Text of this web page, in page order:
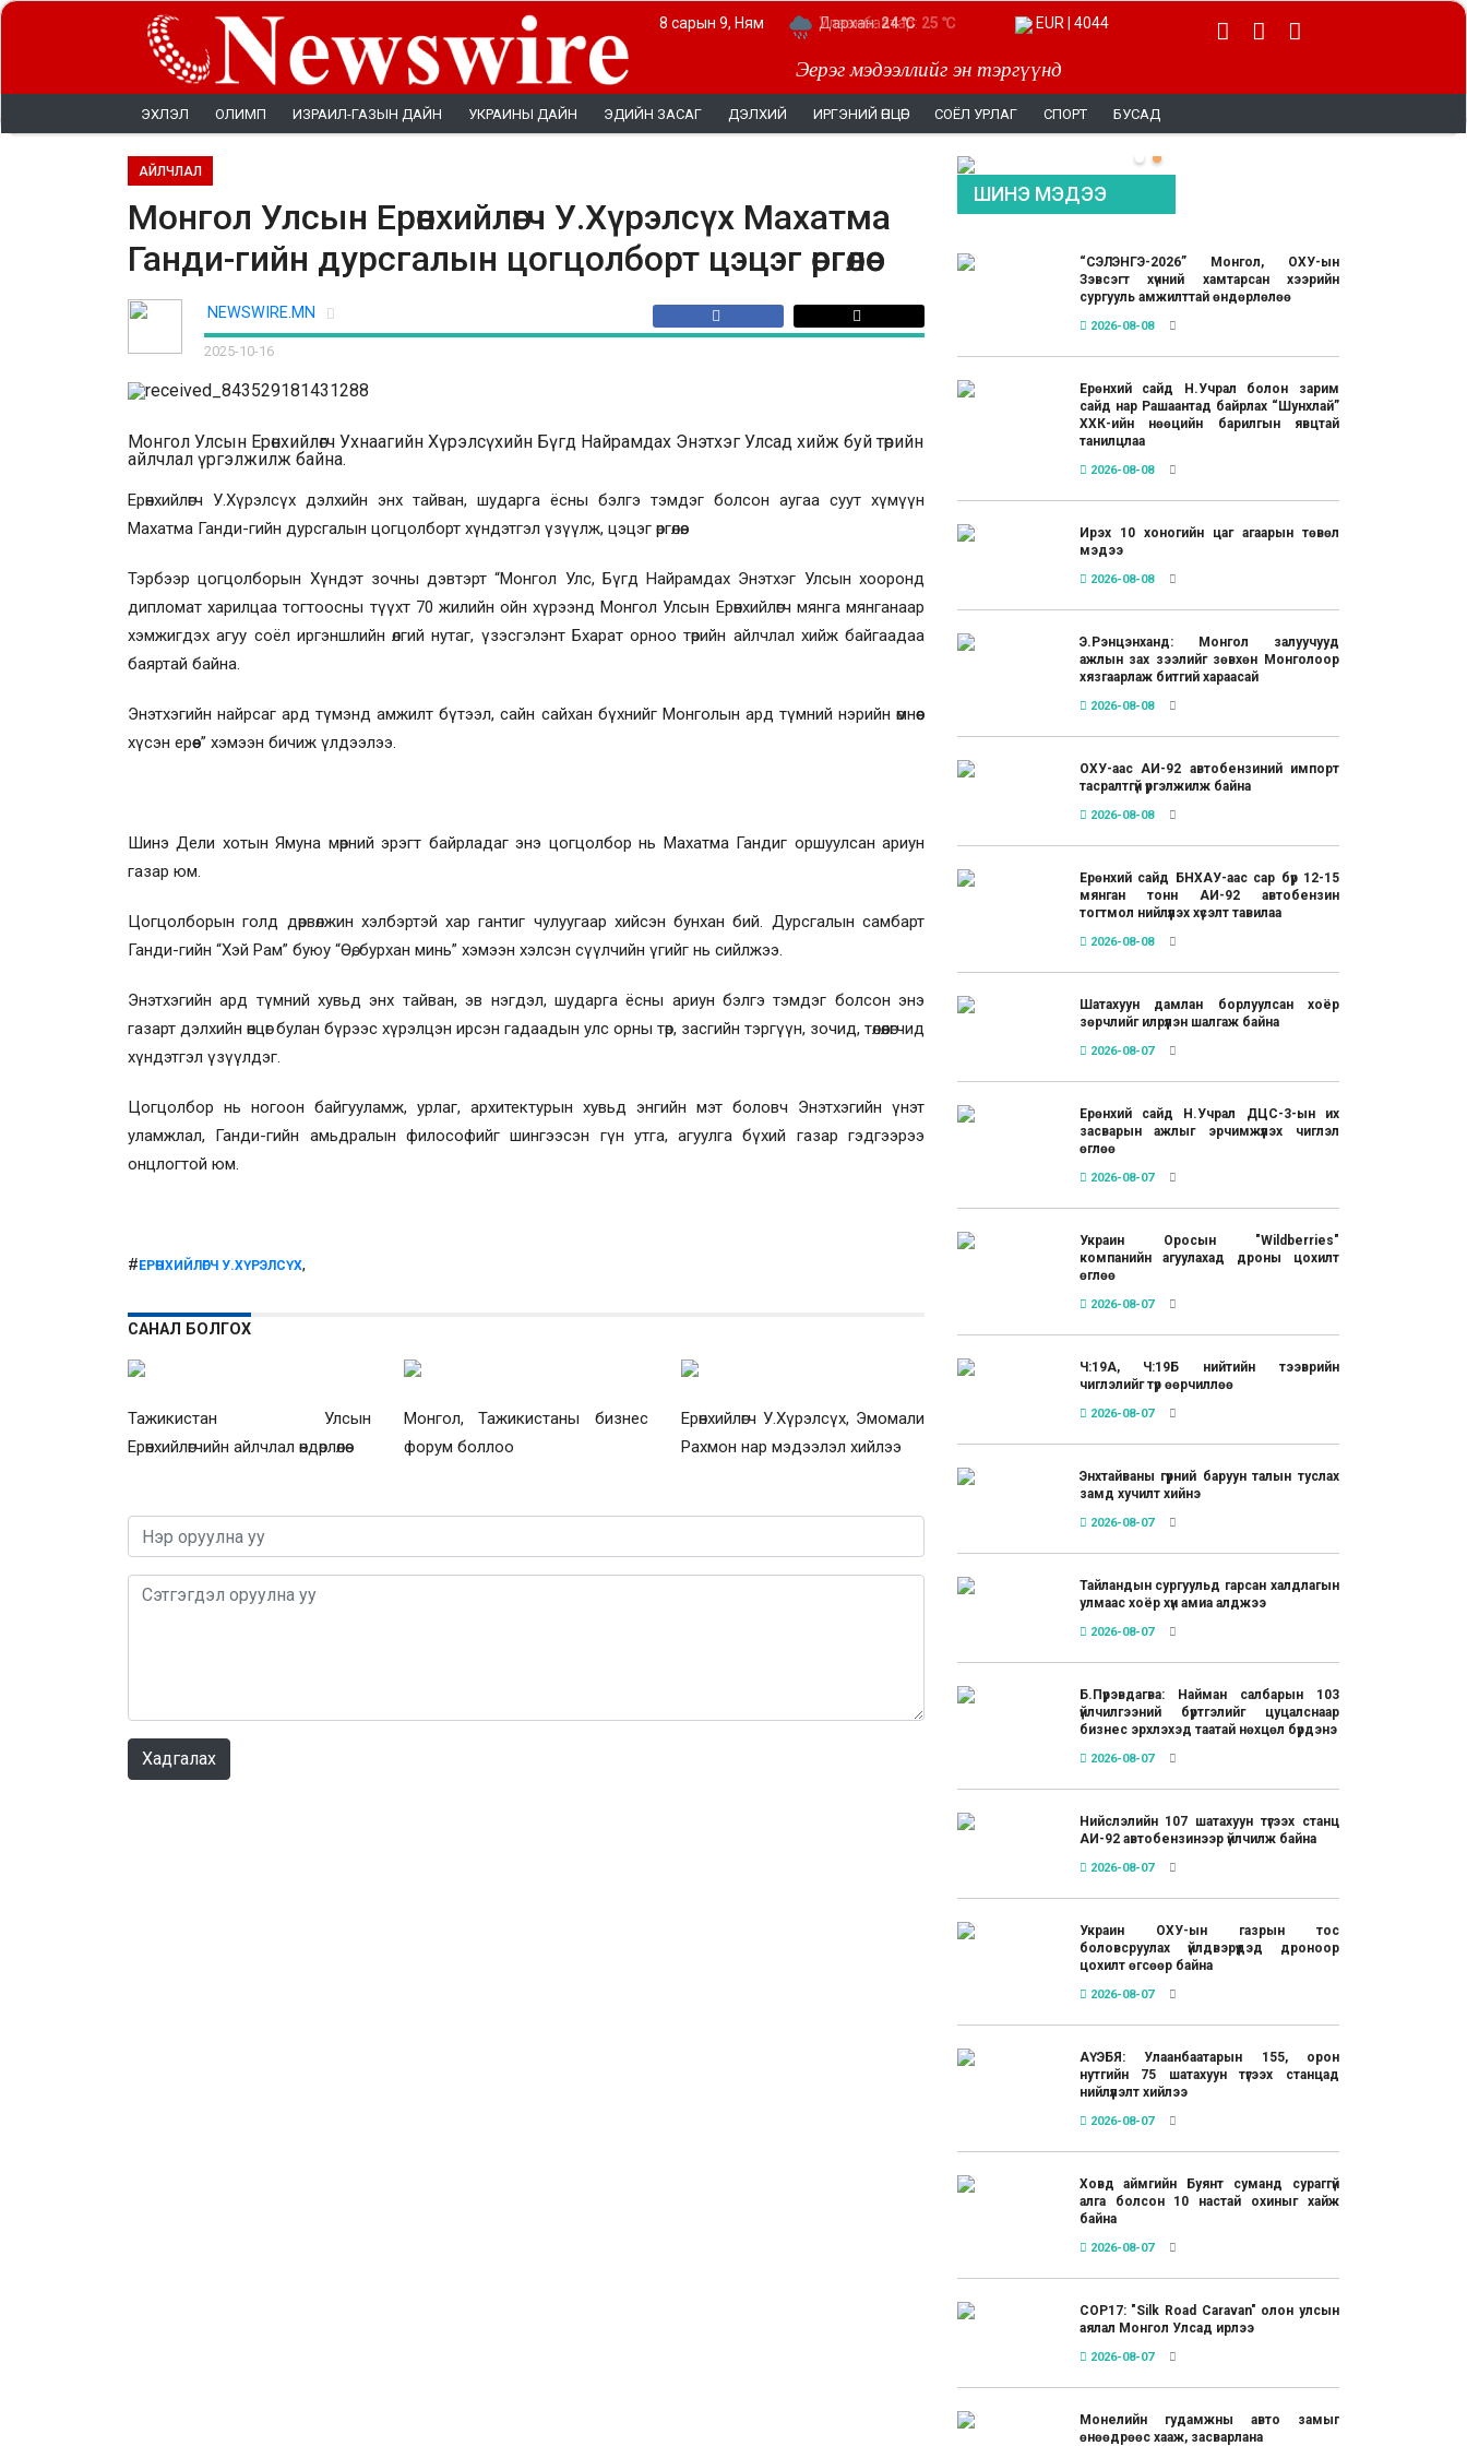
Эерэг мэдээллийг эн тэргүүнд
8 сарын 9, Ням Дархан:24 ℃
Улаанбаатар: 25 ℃ EUR | 4044
ЭХЛЭЛ ОЛИМП ИЗРАИЛ-ГАЗЫН ДАЙН УКРАИНЫ ДАЙН ЭДИЙН ЗАСАГ ДЭЛХИЙ ИРГЭНИЙ ӨНЦӨГ СОЁЛ УРЛАГ СПОРТ БУСАД
АЙЛЧЛАЛ
Монгол Улсын Ерөнхийлөгч У.Хүрэлсүх Махатма
Ганди-гийн дурсгалын цогцолборт цэцэг өргөлөө
NEWSWIRE.MN
2025-10-16
Монгол Улсын Ерөнхийлөгч Ухнаагийн Хүрэлсүхийн Бүгд Найрамдах Энэтхэг Улсад хийж буй төрийн
айлчлал үргэлжилж байна.
Ерөнхийлөгч У.Хүрэлсүх дэлхийн энх тайван, шударга ёсны бэлгэ тэмдэг болсон аугаа суут хүмүүн
Махатма Ганди-гийн дурсгалын цогцолборт хүндэтгэл үзүүлж, цэцэг өргөлөө.
Тэрбээр цогцолборын Хүндэт зочны дэвтэрт “Монгол Улс, Бүгд Найрамдах Энэтхэг Улсын хооронд
дипломат харилцаа тогтоосны түүхт 70 жилийн ойн хүрээнд Монгол Улсын Ерөнхийлөгч мянга мянганаар
хэмжигдэх агуу соёл иргэншлийн өлгий нутаг, үзэсгэлэнт Бхарат орноо төрийн айлчлал хийж байгаадаа
баяртай байна.
Энэтхэгийн найрсаг ард түмэнд амжилт бүтээл, сайн сайхан бүхнийг Монголын ард түмний нэрийн өмнөөс
хүсэн ерөөе” хэмээн бичиж үлдээлээ.
Шинэ Дели хотын Ямуна мөрний эрэгт байрладаг энэ цогцолбор нь Махатма Гандиг оршуулсан ариун
газар юм.
Цогцолборын голд дөрвөлжин хэлбэртэй хар гантиг чулуугаар хийсэн бунхан бий. Дурсгалын самбарт
Ганди-гийн “Хэй Рам” буюу “Өө, бурхан минь” хэмээн хэлсэн сүүлчийн үгийг нь сийлжээ.
Энэтхэгийн ард түмний хувьд энх тайван, эв нэгдэл, шударга ёсны ариун бэлгэ тэмдэг болсон энэ
газарт дэлхийн өнцөг булан бүрээс хүрэлцэн ирсэн гадаадын улс орны төр, засгийн тэргүүн, зочид, төлөөлөгчид
хүндэтгэл үзүүлдэг.
Цогцолбор нь ногоон байгууламж, урлаг, архитектурын хувьд энгийн мэт боловч Энэтхэгийн үнэт
уламжлал, Ганди-гийн амьдралын философийг шингээсэн гүн утга, агуулга бүхий газар гэдгээрээ
онцлогтой юм.
# ЕРӨНХИЙЛӨГЧ У.ХҮРЭЛСҮХ,
САНАЛ БОЛГОХ
Тажикистан Улсын
Ерөнхийлөгчийн айлчлал өндөрлөлөө
Монгол, Тажикистаны бизнес
форум боллоо
Ерөнхийлөгч У.Хүрэлсүх, Эмомали
Рахмон нар мэдээлэл хийлээ
Хадгалах
ШИНЭ МЭДЭЭ
“СЭЛЭНГЭ-2026” Монгол, ОХУ-ын
Зэвсэгт хүчний хамтарсан хээрийн
сургууль амжилттай өндөрлөлөө
2026-08-08
Ерөнхий сайд Н.Учрал болон зарим
сайд нар Рашаантад байрлах “Шунхлай”
ХХК-ийн нөөцийн барилгын явцтай
танилцлаа
2026-08-08
Ирэх 10 хоногийн цаг агаарын төвөл
мэдээ
2026-08-08
Э.Рэнцэнханд: Монгол залуучууд
ажлын зах зээлийг зөвхөн Монголоор
хязгаарлаж битгий хараасай
2026-08-08
ОХУ-аас АИ-92 автобензиний импорт
тасралтгүй үргэлжилж байна
2026-08-08
Ерөнхий сайд БНХАУ-аас сар бүр 12-15
мянган тонн АИ-92 автобензин
тогтмол нийлүүлэх хүсэлт тавилаа
2026-08-08
Шатахуун дамлан борлуулсан хоёр
зөрчлийг илрүүлэн шалгаж байна
2026-08-07
Ерөнхий сайд Н.Учрал ДЦС-3-ын их
засварын ажлыг эрчимжүүлэх чиглэл
өглөө
2026-08-07
Украин Оросын "Wildberries"
компанийн агуулахад дроны цохилт
өглөө
2026-08-07
Ч:19А, Ч:19Б нийтийн тээврийн
чиглэлийг түр өөрчиллөө
2026-08-07
Энхтайваны гүүрний баруун талын туслах
замд хучилт хийнэ
2026-08-07
Тайландын сургуульд гарсан халдлагын
улмаас хоёр хүн амиа алджээ
2026-08-07
Б.Пүрэвдагва: Найман салбарын 103
үйлчилгээний бүртгэлийг цуцалснаар
бизнес эрхлэхэд таатай нөхцөл бүрдэнэ
2026-08-07
Нийслэлийн 107 шатахуун түгээх станц
АИ-92 автобензинээр үйлчилж байна
2026-08-07
Украин ОХУ-ын газрын тос
боловсруулах үйлдвэрүүдэд дроноор
цохилт өгсөөр байна
2026-08-07
АҮЭБЯ: Улаанбаатарын 155, орон
нутгийн 75 шатахуун түгээх станцад
нийлүүлэлт хийлээ
2026-08-07
Ховд аймгийн Буянт суманд сураггүй
алга болсон 10 настай охиныг хайж
байна
2026-08-07
COP17: "Silk Road Caravan" олон улсын
аялал Монгол Улсад ирлээ
2026-08-07
Монелийн гудамжны авто замыг
өнөөдрөөс хааж, засварлана